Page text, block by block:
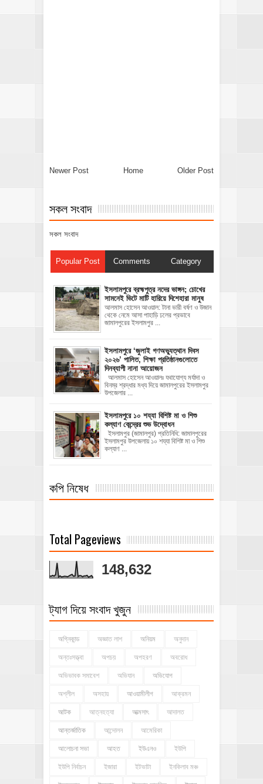
Newer Post Older Post
Home
সকল সংবাদ
সকল সংবাদ
Popular Post Comments Category
ইসলামপুরে ব্রহ্মপুত্র নদের ভাঙ্গন; চোখের
সামনেই ভিটে মাটি হারিয়ে দিশেহারা মানুষ
আলমাস হোসেন আওয়াল: টানা ভারী বর্ষণ ও উজান
থেকে নেমে আসা পাহাড়ি ঢলের প্রভাবে
জামালপুরের ইসলামপুর ...
‎ইসলামপুরে ‘জুলাই গণঅভ্যুত্থান দিবস
২০২৬’ পালিত, শিক্ষা প্রতিষ্ঠানগুলোতে
দিনব্যাপী নানা আয়োজন
‎​আলমাস হোসেন আওয়ালঃ‎ ‎​যথাযোগ্য মর্যাদা ও
বিনম্র শ্রদ্ধার মধ্য দিয়ে জামালপুরের ইসলামপুর
উপজেলার ...
ইসলামপুরে ১০ শয্যা বিশিষ্ট মা ও শিশু
কল্যাণ কেন্দ্রের শুভ উদ্বোধন
ইসলামপুর (জামালপুর) প্রতিনিধি: জামালপুরের
ইসলামপুর উপজেলায় ১০ শয্যা বিশিষ্ট মা ও শিশু
কল্যাণ ...
কপি নিষেধ
Total Pageviews
148,632
ট্যাগ দিয়ে সংবাদ খুজুন
অগ্নিকান্ড অজ্ঞাত লাশ অনিয়ম অনুদান
অন্তঃসত্ত্বা অপচয় অপহরণ অবরোধ
অভিভাবক সমাবেশ অভিযান অভিযোগ
অশ্লীল অসহায় আওয়ামীলীগ আক্রমন
আটক আত্নহত্যা আত্মসাৎ আদালত
আন্তর্জাতিক আন্দোলন আমেরিকা
আলোচনা সভা আহত ইউএনও ইউপি
ইউপি নির্বাচন ইজারা ইটভাটা ইনকিলাব মঞ্চ